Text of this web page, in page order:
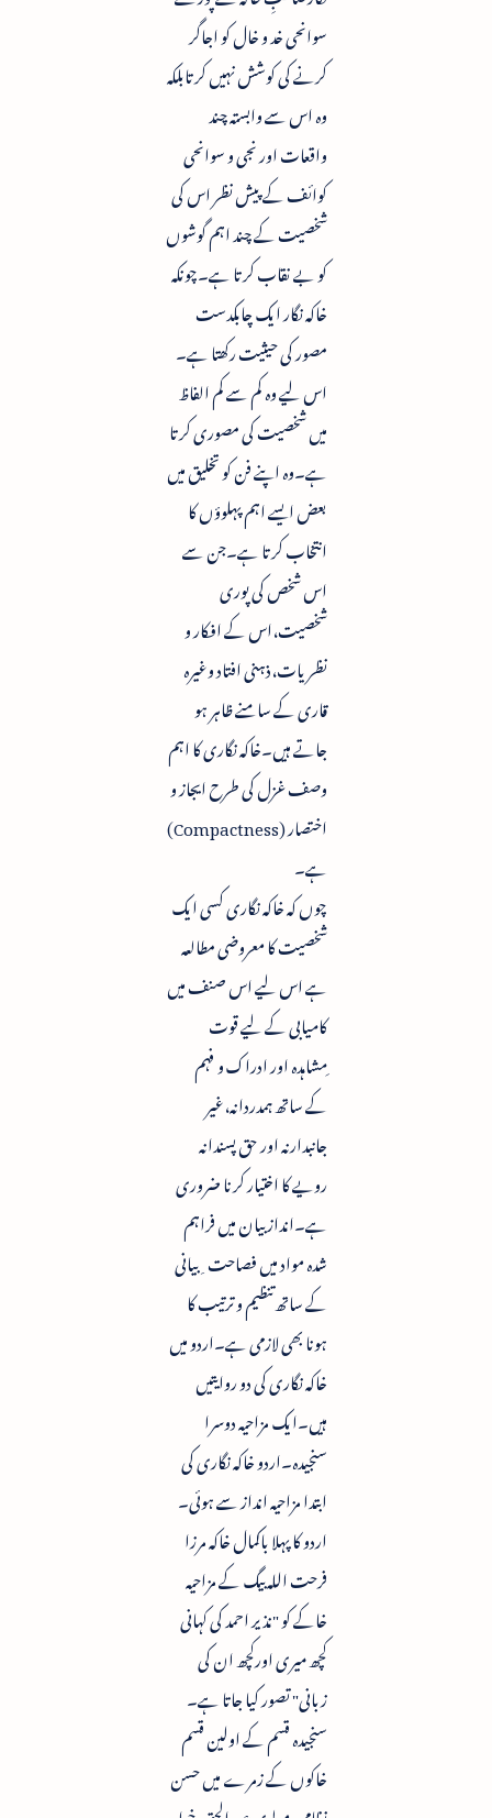
سوانحی خد و خال کو اجاگر
کرنے کی کوشش نہیں کرتابلکہ
وہ اس سے وابستہ چند
واقعات اور نجی و سوانحی
کوائف کے پیش نظر اس کی
شخصیت کے چند اہم گوشوں
کو بے نقاب کرتا ہے۔چونکہ
خاکہ نگار ایک چابکدست
مصور کی حیثیت رکھتا ہے۔
اس لیے وہ کم سے کم الفاظ
میں شخصیت کی مصوری کرتا
ہے۔وہ اپنے فن کو تخلیق میں
بعض ایسے اہم پہلوؤں کا
انتخاب کرتا ہے۔جن سے
اس شخص کی پوری
شخصیت،اس کے افکار و
نظریات،ذہنی افتاد وغیرہ
قاری کے سامنے ظاہر ہو
جاتے ہیں۔خاکہ نگاری کا اہم
وصف غزل کی طرح ایجاز و
اختصار (Compactness)
ہے۔
چوں کہ خاکہ نگاری کسی ایک
شخصیت کا معروضی مطالعہ
ہے اس لیے اس صنف میں
کامیابی کے لیے قوت
ِمشاہدہ اور ادراک و فہم
کے ساتھ ہمدردانہ،غیر
جانبدارنہ اور حق پسندانہ
رویے کا اختیار کرنا ضروری
ہے۔انداز بیان میں فراہم
شدہ مواد میں فصاحت ِبیانی
کے ساتھ تنظیم و ترتیب کا
ہونا بھی لازمی ہے۔اردو میں
خاکہ نگاری کی دو روایتیں
ہیں۔ایک مزاحیہ دوسرا
سنجیدہ۔اردو خاکہ نگاری کی
ابتدا مزاحیہ انداز سے ہوئی۔
اردو کا پہلا باکمال خاکہ مرزا
فرحت اللہ بیگ کے مزاحیہ
خاکے کو "نذیر احمد کی کہانی
کچھ میری اورکچھ ان کی
زبانی" تصور کیا جاتا ہے۔
سنجیدہ قسم کے اولین قسم
خاکوں کے زمرے میں حسن